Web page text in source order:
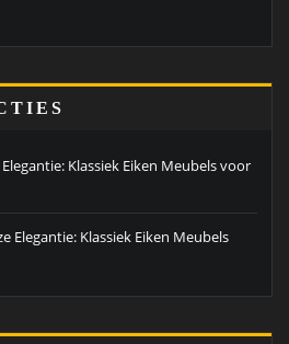
Klassiek Eiken Meubels voor
Elegantie: Klassiek Eiken Meubels